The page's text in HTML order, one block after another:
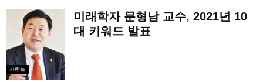
사람들
미래학자 문형남 교수, 2021년 10
대 키워드 발표